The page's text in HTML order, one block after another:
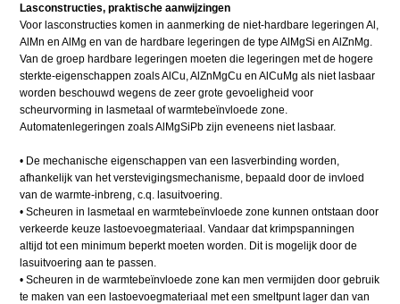
Lasconstructies, praktische aanwijzingen
Voor lasconstructies komen in aanmerking de niet-hardbare legeringen Al,
AlMn en AlMg en van de hardbare legeringen de type AlMgSi en AlZnMg.
Van de groep hardbare legeringen moeten die legeringen met de hogere
sterkte-eigenschappen zoals AlCu, AlZnMgCu en AlCuMg als niet lasbaar
worden beschouwd wegens de zeer grote gevoeligheid voor
scheurvorming in lasmetaal of warmtebeïnvloede zone.
Automatenlegeringen zoals AlMgSiPb zijn eveneens niet lasbaar.
• De mechanische eigenschappen van een lasverbinding worden,
afhankelijk van het verstevigingsmechanisme, bepaald door de invloed
van de warmte-inbreng, c.q. lasuitvoering.
• Scheuren in lasmetaal en warmtebeïnvloede zone kunnen ontstaan door
verkeerde keuze lastoevoegmateriaal. Vandaar dat krimpspanningen
altijd tot een minimum beperkt moeten worden. Dit is mogelijk door de
lasuitvoering aan te passen.
• Scheuren in de warmtebeïnvloede zone kan men vermijden door gebruik
te maken van een lastoevoegmateriaal met een smeltpunt lager dan van